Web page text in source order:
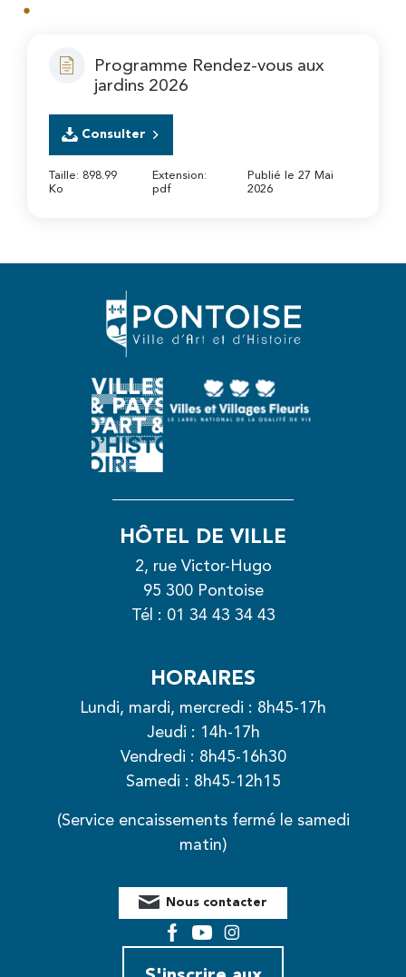
Programme Rendez-vous aux
jardins 2026
Consulter
Taille: 898.99
Ko
Extension:
pdf
Publié le 27 Mai
2026
HÔTEL DE VILLE
2, rue Victor-Hugo
95 300 Pontoise
Tél : 01 34 43 34 43
HORAIRES
Lundi, mardi, mercredi : 8h45-17h
Jeudi : 14h-17h
Vendredi : 8h45-16h30
Samedi : 8h45-12h15
(Service encaissements fermé le samedi
matin)
Nous contacter
FacebookYouTubeInstagram